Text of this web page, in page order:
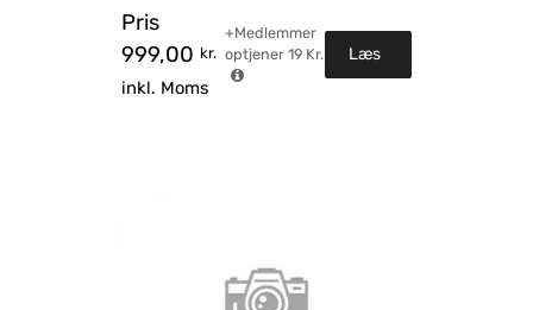
Pris
999,00 kr.
inkl. Moms
+Medlemmer
optjener19 Kr. Læs